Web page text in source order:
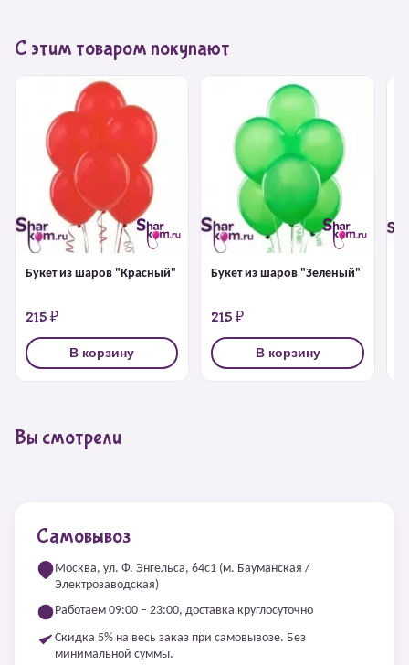
С этим товаром покупают
Букет из шаров "Красный"
215 ₽
В корзину
Букет из шаров "Зеленый"
215 ₽
В корзину
Вы смотрели
Самовывоз
Москва, ул. Ф. Энгельса, 64с1 (м. Бауманская /
Электрозаводская)
Работаем 09:00 – 23:00, доставка круглосуточно
Скидка 5% на весь заказ при самовывозе. Без
минимальной суммы.